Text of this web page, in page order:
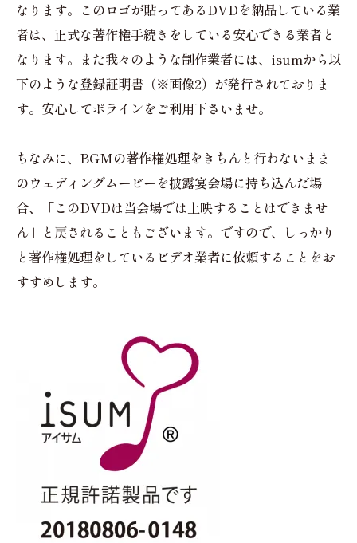
なります。このロゴが貼ってあるDVDを納品している業
者は、正式な著作権手続きをしている安心できる業者と
なります。また我々のような制作業者には、isumから以
下のような登録証明書（※画像2）が発行されておりま
す。安心してポラインをご利用下さいませ。
ちなみに、BGMの著作権処理をきちんと行わないまま
のウェディングムービーを披露宴会場に持ち込んだ場
合、「このDVDは当会場では上映することはできませ
ん」と戻されることもございます。ですので、しっかり
と著作権処理をしているビデオ業者に依頼することをお
すすめします。